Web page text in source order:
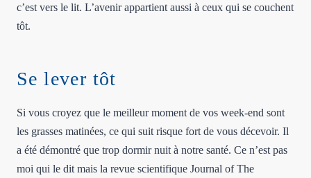
c’est vers le lit. L’avenir appartient aussi à ceux qui se couchent
tôt.
Se lever tôt
Si vous croyez que le meilleur moment de vos week-end sont
les grasses matinées, ce qui suit risque fort de vous décevoir. Il
a été démontré que trop dormir nuit à notre santé. Ce n’est pas
moi qui le dit mais la revue scientifique Journal of The